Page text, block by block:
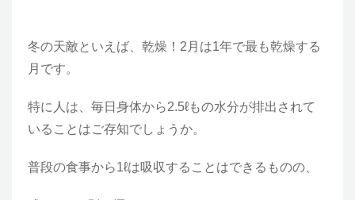
冬の天敵といえば、乾燥！2月は1年で最も乾燥する
月です。
特に人は、毎日身体から2.5ℓもの水分が排出されて
いることはご存知でしょうか。
普段の食事から1ℓは吸収することはできるものの、